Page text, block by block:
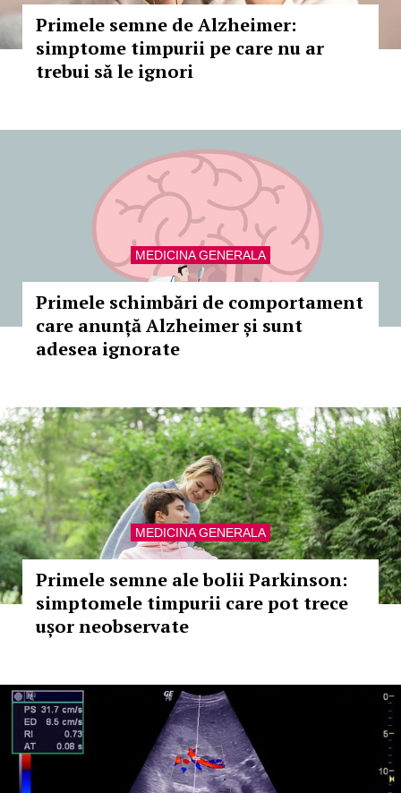
Primele semne de Alzheimer:
simptome timpurii pe care nu ar
trebui să le ignori
MEDICINA GENERALA
Primele schimbări de comportament
care anunță Alzheimer și sunt
adesea ignorate
MEDICINA GENERALA
Primele semne ale bolii Parkinson:
simptomele timpurii care pot trece
ușor neobservate